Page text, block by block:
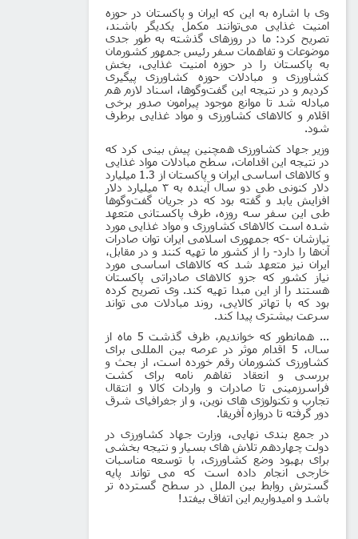
وی با اشاره به این که ایران و پاکستان در حوزه
امنیت غذایی می‌توانند مکمل یکدیگر باشند،
تصریح کرد: ما در روزهای گذشته به طور جدی
موضوعات و تفاهمات سفر رئیس جمهور کشورمان
به پاکستان را در حوزه امنیت غذایی، بخش
کشاورزی و مبادلات حوزه کشاورزی پیگیری
کردیم و در نتیجه این گفت‌وگوها، اسناد لازم هم
مبادله شد تا موانع موجود پیرامون صدور برخی
اقلام و کالاهای کشاورزی و مواد غذایی برطرف
شود.
وزیر جهاد کشاورزی همچنین پیش بینی کرد که
در نتیجه این اقدامات، سطح مبادلات مواد غذایی
و کالاهای اساسی ایران و پاکستان از 1.3 میلیارد
دلار کنونی طی دو سال آینده به ۳ میلیارد دلار
افزایش یابد و گفته بود که در جریان گفت‌وگوها
طی این سفر سه روزه، طرف پاکستانی متعهد
شده است کالاهای کشاورزی و مواد غذایی مورد
نیازشان -که جمهوری اسلامی ایران توان صادرات
آن‌ها را دارد- را از کشور ما تهیه کنند و در مقابل،
ایران نیز متعهد شد که کالاهای اساسی مورد
نیاز کشور که جزو کالاهای صادراتی پاکستان
هستند را از این مبدا تهیه کند . وی تصریح کرده
بود که با تهاتر کالایی، روند مبادلات می تواند
سرعت بیشتری پیدا کند.
... همانطور که خواندیم، ظرف گذشت 5 ماه از
سال، 5 اقدام موثر در عرصه بین المللی برای
کشاورزی کشورمان رقم خورده است، از بحث و
بررسی و انعقاد تفاهم نامه برای کشت
فراسرزمینی تا صادرات و واردات کالا و انتقال
تجارب و تکنولوژی های نوین، و از جغرافیای شرق
دور گرفته تا دروازه آفریقا.
در جمع بندی نهایی، وزارت جهاد کشاورزی در
دولت چهاردهم تلاش های بسیار و نتیجه بخشی
برای بهبود وضع کشاورزی، با توسعه مناسبات
خارجی انجام داده است که می تواند پایه
گسترش روابط بین الملل در سطح گسترده تر
باشد و امیدواریم این اتفاق بیفتد!